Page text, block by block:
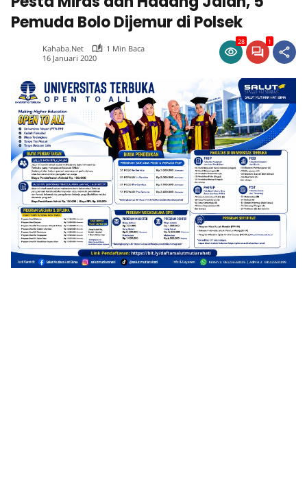
Pemuda Bolo Dijemur di Polsek
Kahaba.net
1 Min Baca
16 Januari 2020
28 1